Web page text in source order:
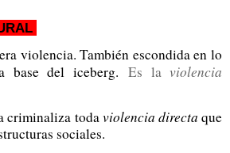
violencia. También escondida en lo
base del iceberg.Es laviolencia
criminaliza todaviolencia directa que
sociales.